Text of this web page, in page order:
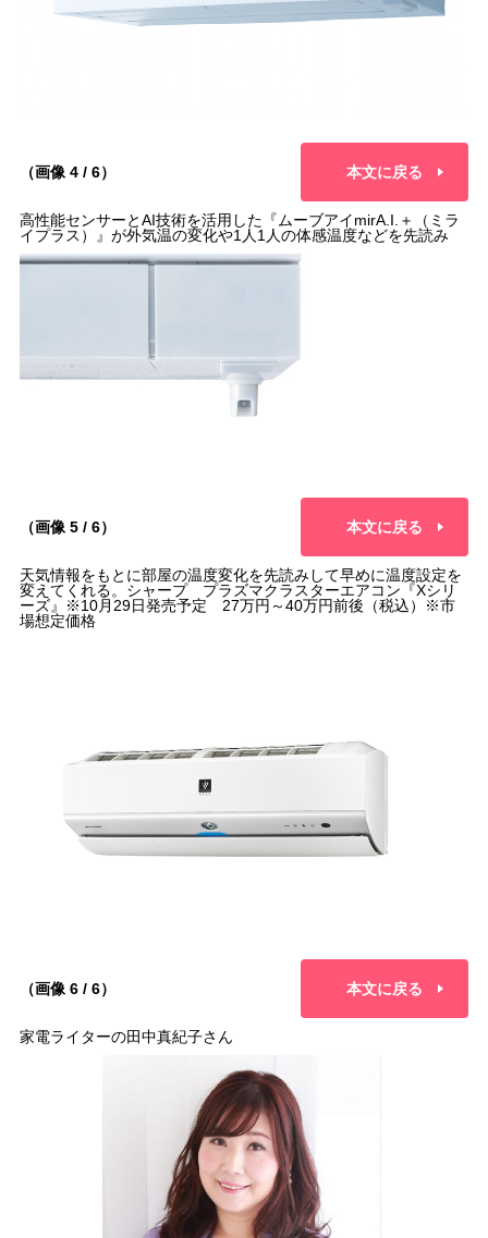
（画像 4 / 6） 本文に戻る
高性能センサーとAI技術を活用した『ムーブアイmirA.I.＋（ミラ
イプラス）』が外気温の変化や1人1人の体感温度などを先読み
（画像 5 / 6） 本文に戻る
天気情報をもとに部屋の温度変化を先読みして早めに温度設定を
変えてくれる。シャープ プラズマクラスターエアコン『Xシリ
ーズ』※10月29日発売予定 27万円～40万円前後（税込）※市
場想定価格
（画像 6 / 6） 本文に戻る
家電ライターの田中真紀子さん